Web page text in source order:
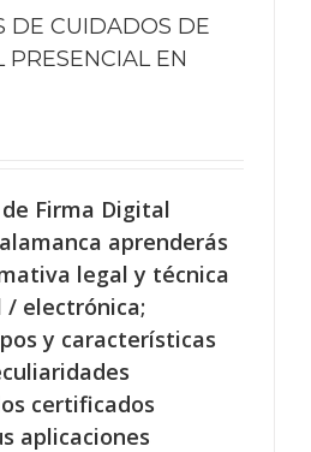
DE CUIDADOS DE
PRESENCIAL EN
Firma Digital
aprenderás
legal y técnica
electrónica;
y características
certificados
aplicaciones